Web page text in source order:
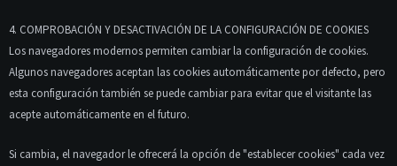
4. COMPROBACIÓN Y DESACTIVACIÓN DE LA CONFIGURACIÓN DE COOKIES
Los navegadores modernos permiten cambiar la configuración de cookies.
Algunos navegadores aceptan las cookies automáticamente por defecto, pero
esta configuración también se puede cambiar para evitar que el visitante las
acepte automáticamente en el futuro.
Si cambia, el navegador le ofrecerá la opción de "establecer cookies" cada vez